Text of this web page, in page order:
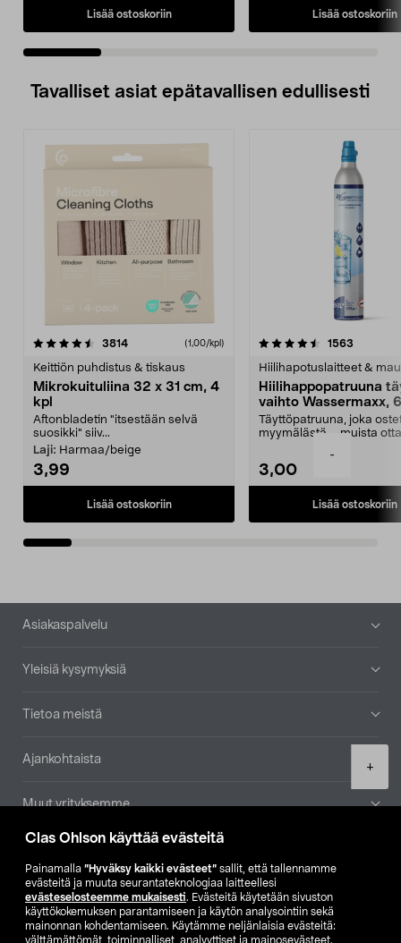
Clas Ohlson käyttää evästeitä
Painamalla ”Hyväksy kaikki evästeet” sallit, että tallennamme
evästeitä ja muuta seurantateknologiaa laitteellesi
evästeselosteemme mukaisesti. Evästeitä käytetään sivuston
käyttökokemuksen parantamiseen ja käytön analysointiin sekä
mainonnan kohdentamiseen. Käytämme neljänlaisia evästeitä:
välttämättömät, toiminnalliset, analyyttiset ja mainosevästeet.
-
+
Lisää ostoskoriin Lisää ostoskoriin
Tavalliset asiat epätavallisen edullisesti
3814arvostelut (1,00/kpl)
Keittiön puhdistus & tiskaus
Mikrokuituliina 32 x 31 cm, 4
kpl
Aftonbladetin "itsestään selvä
suosikki" siiv...
Laji: Harmaa/beige
3,99
Lisää ostoskoriin
4.5viidestä
1563
Hiilihapotuslaitteet &
Hiilihappopatruuna
vaihto Wassermaxx,
Täyttöpatruuna, joka
myymälästä – muista
3,00
Lisää ostoskoriin
4.5viidestä
Alatunniste
Asiakaspalvelu
Yleisiä kysymyksiä
Tietoa meistä
Ajankohtaista
Muut yrityksemme
Etsi myymälä
SE NO FI
FI SV